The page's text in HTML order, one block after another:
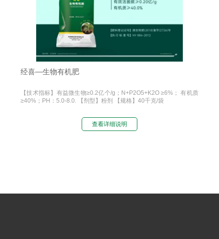
经喜—生物有机肥
【技术指标】有益微生物≥0.2亿个/g；N+P2O5+K2O ≥6%； 有机质
≥40%；PH：5.0-8.0. 【剂型】粉剂 【规格】40千克/袋
查看详细说明